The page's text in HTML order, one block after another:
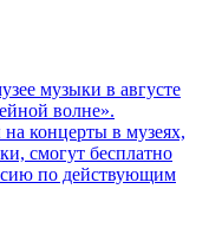
музыки в августе
волне».
концерты в музеях,
смогут бесплатно
по действующим